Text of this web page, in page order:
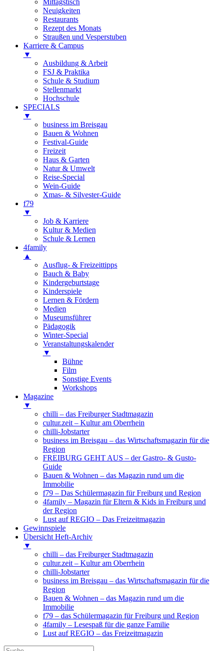
Neuigkeiten
Restaurants
Rezept des Monats
Straußen und Vesperstuben
Karriere & Campus
▼
Ausbildung & Arbeit
FSJ & Praktika
Schule & Studium
Stellenmarkt
Hochschule
SPECIALS
▼
business im Breisgau
Bauen & Wohnen
Festival-Guide
Freizeit
Haus & Garten
Natur & Umwelt
Reise-Special
Wein-Guide
Xmas- & Silvester-Guide
f79
▼
Job & Karriere
Kultur & Medien
Schule & Lernen
4family
▲
Ausflug- & Freizeittipps
Bauch & Baby
Kindergeburtstage
Kinderspiele
Lernen & Fördern
Medien
Museumsführer
Pädagogik
Winter-Special
Veranstaltungskalender
▼
Bühne
Film
Sonstige Events
Workshops
Magazine
▼
chilli – das Freiburger Stadtmagazin
cultur.zeit – Kultur am Oberrhein
chilli-Jobstarter
business im Breisgau – das Wirtschaftsmagazin für die
Region
FREIBURG GEHT AUS – der Gastro- & Gusto-
Guide
Bauen & Wohnen – das Magazin rund um die
Immobilie
f79 – Das Schülermagazin für Freiburg und Region
4family – Magazin für Eltern & Kids in Freiburg und
der Region
Lust auf REGIO – Das Freizeitmagazin
Gewinnspiele
Übersicht Heft-Archiv
▼
chilli – das Freiburger Stadtmagazin
cultur.zeit – Kultur am Oberrhein
chilli-Jobstarter
business im Breisgau – das Wirtschaftsmagazin für die
Region
Bauen & Wohnen – das Magazin rund um die
Immobilie
f79 – das Schülermagazin für Freiburg und Region
4family – Lesespaß für die ganze Familie
Lust auf REGIO – das Freizeitmagazin